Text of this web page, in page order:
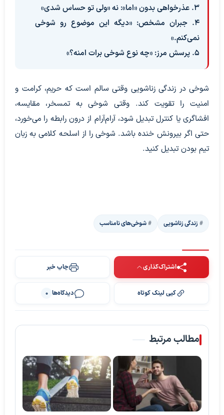
۳. عذرخواهی بدون «اما»: نه «ولی تو حساس شدی»
۴. جبران مشخص: «دیگه این موضوع رو شوخی
نمی‌کنم.»
۵. پرسش مرز: «چه نوع شوخی برات امنه؟»
شوخی در زندگی زناشویی وقتی سالم است که حریم، کرامت و
امنیت را تقویت کند. وقتی شوخی به تمسخر، مقایسه،
افشاگری یا کنترل تبدیل شود، آرام‌آرام از درون رابطه را می‌خورد،
حتی اگر بیرونش خنده باشد. شوخی را از اسلحه کلامی به زبان
تیم بودن تبدیل کنید.
زندگی زناشویی‌ شوخی‌های نامناسب
اشتراک‌گذاری چاپ خبر
کپی لینک کوتاه دیدگاه‌ها 0
مطالب مرتبط